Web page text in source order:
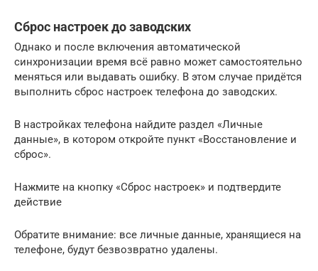
Сброс настроек до заводских
Однако и после включения автоматической
синхронизации время всё равно может самостоятельно
меняться или выдавать ошибку. В этом случае придётся
выполнить сброс настроек телефона до заводских.
В настройках телефона найдите раздел «Личные
данные», в котором откройте пункт «Восстановление и
сброс».
Нажмите на кнопку «Сброс настроек» и подтвердите
действие
Обратите внимание: все личные данные, хранящиеся на
телефоне, будут безвозвратно удалены.